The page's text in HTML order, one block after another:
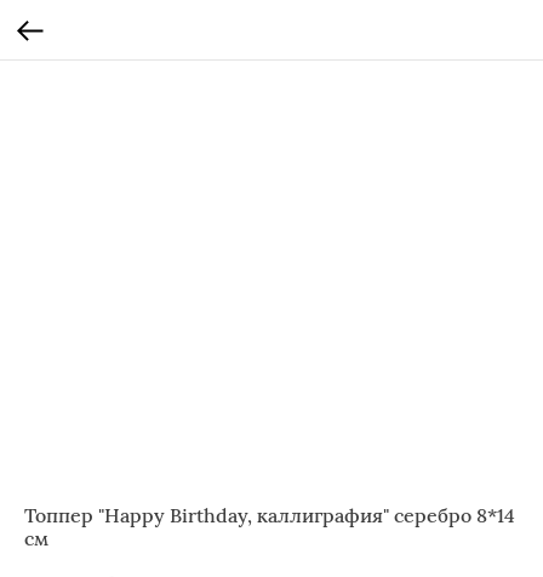
Топпер "Happy Birthday, каллиграфия" серебро 8*14
см